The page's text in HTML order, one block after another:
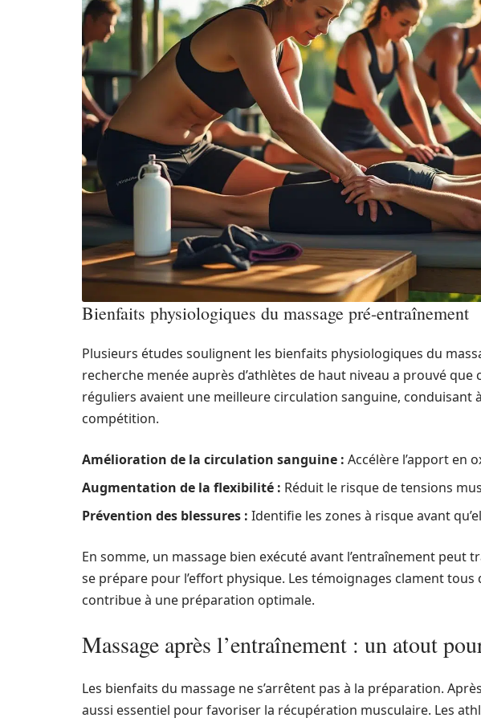
Bienfaits physiologiques du massage pré-entraînement
Plusieurs études soulignent les bienfaits physiologiques du
recherche menée auprès d’athlètes de haut niveau a prouvé que
réguliers avaient une meilleure circulation sanguine, conduisant
compétition.
Amélioration de la circulation sanguine : Accélère l’apport en
Augmentation de la flexibilité : Réduit le risque de tensions
Prévention des blessures : Identifie les zones à risque avant
En somme, un massage bien exécuté avant l’entraînement
se prépare pour l’effort physique. Les témoignages clament
contribue à une préparation optimale.
Massage après l’entraînement : un atout
Les bienfaits du massage ne s’arrêtent pas à la préparation.
aussi essentiel pour favoriser la récupération musculaire. Les